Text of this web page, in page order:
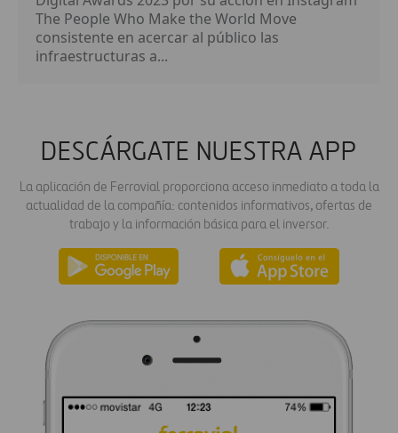
The People Who Make the World Move
consistente en acercar al público las
infraestructuras a...
DESCÁRGATE NUESTRA APP
La aplicación de Ferrovial proporciona acceso inmediato a toda la
actualidad de la compañía: contenidos informativos, ofertas de
trabajo y la información básica para el inversor.